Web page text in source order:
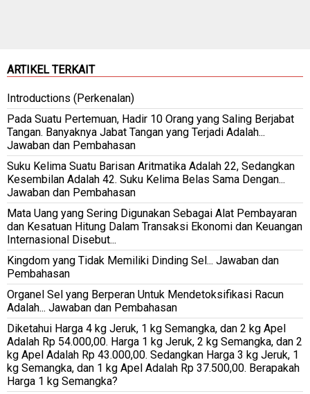
ARTIKEL TERKAIT
Introductions (Perkenalan)
Pada Suatu Pertemuan, Hadir 10 Orang yang Saling Berjabat
Tangan. Banyaknya Jabat Tangan yang Terjadi Adalah...
Jawaban dan Pembahasan
Suku Kelima Suatu Barisan Aritmatika Adalah 22, Sedangkan
Kesembilan Adalah 42. Suku Kelima Belas Sama Dengan...
Jawaban dan Pembahasan
Mata Uang yang Sering Digunakan Sebagai Alat Pembayaran
dan Kesatuan Hitung Dalam Transaksi Ekonomi dan Keuangan
Internasional Disebut...
Kingdom yang Tidak Memiliki Dinding Sel... Jawaban dan
Pembahasan
Organel Sel yang Berperan Untuk Mendetoksifikasi Racun
Adalah... Jawaban dan Pembahasan
Diketahui Harga 4 kg Jeruk, 1 kg Semangka, dan 2 kg Apel
Adalah Rp 54.000,00. Harga 1 kg Jeruk, 2 kg Semangka, dan 2
kg Apel Adalah Rp 43.000,00. Sedangkan Harga 3 kg Jeruk, 1
kg Semangka, dan 1 kg Apel Adalah Rp 37.500,00. Berapakah
Harga 1 kg Semangka?